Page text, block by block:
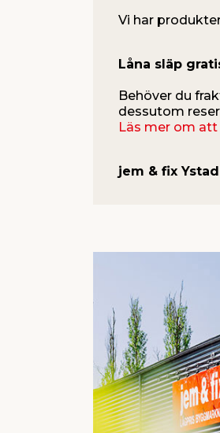
Vi har
Låna släp
Behöver du
dessutom
Läs mer om
jem & fix